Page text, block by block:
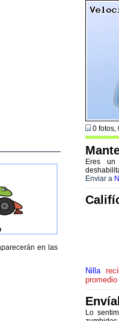
en las
0 fotos,
Eres un
Enviar a
Nilla
promedio
Lo